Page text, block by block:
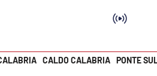
CALDO CALABRIA PONTE